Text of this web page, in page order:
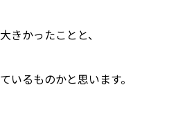
きかったことと、
いるものかと思います。